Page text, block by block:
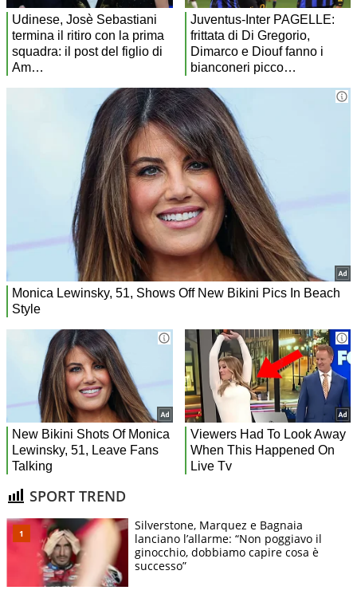
SPORT TREND
Silverstone, Marquez e Bagnaia
lanciano l’allarme: “Non poggiavo il
ginocchio, dobbiamo capire cosa è
successo”